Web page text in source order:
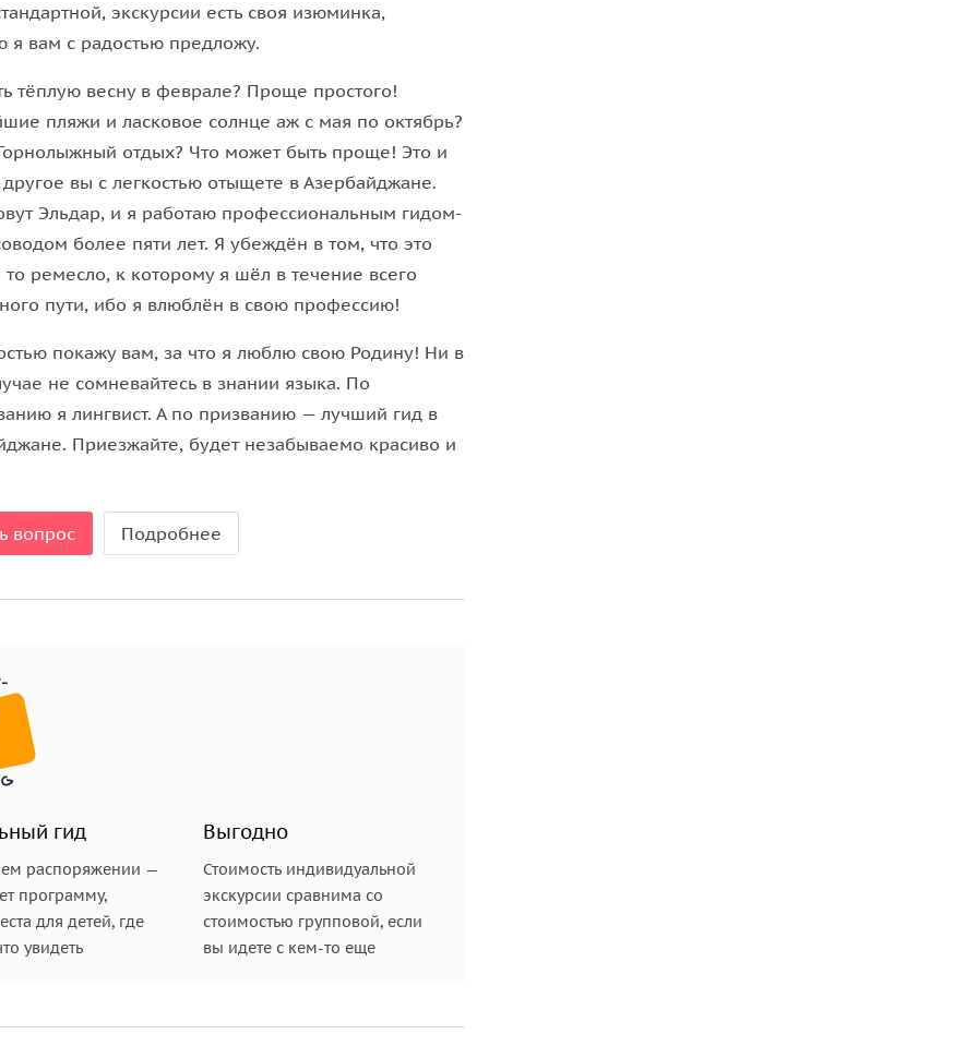
экскурсии есть своя изюминка,
я вам с радостью предложу.
тёплую весну в феврале? Проще простого!
пляжи и ласковое солнце аж с мая по октябрь?
отдых? Что может быть проще! Это и
вы с легкостью отыщете в Азербайджане.
Эльдар, и я работаю профессиональным гидом-
более пяти лет. Я убеждён в том, что это
ремесло, к которому я шёл в течение всего
пути, ибо я влюблён в свою профессию!
покажу вам, за что я люблю свою Родину! Ни в
не сомневайтесь в знании языка. По
я лингвист. А по призванию — лучший гид в
Приезжайте, будет незабываемо красиво и
вопрос Подробнее
гид
распоряжении —
программу,
для детей, где
увидеть
Выгодно
Стоимость индивидуальной
экскурсии сравнима со
стоимостью групповой, если
вы идете с кем-то еще